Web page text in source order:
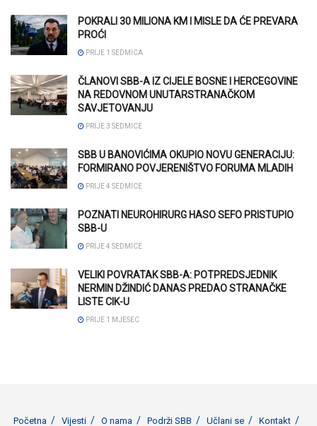
POKRALI 30 MILIONA KM I MISLE DA ĆE PREVARA
PROĆI
PRIJE 1 SEDMICA
ČLANOVI SBB-A IZ CIJELE BOSNE I HERCEGOVINE
NA REDOVNOM UNUTARSTRANAČKOM
SAVJETOVANJU
PRIJE 3 SEDMICE
SBB U BANOVIĆIMA OKUPIO NOVU GENERACIJU:
FORMIRANO POVJERENIŠTVO FORUMA MLADIH
PRIJE 4 SEDMICE
POZNATI NEUROHIRURG HASO SEFO PRISTUPIO
SBB-U
PRIJE 4 SEDMICE
VELIKI POVRATAK SBB-A: POTPREDSJEDNIK
NERMIN DŽINDIĆ DANAS PREDAO STRANAČKE
LISTE CIK-U
PRIJE 1 MJESEC
Početna Vijesti O nama Podrži SBB Učlani se Kontakt